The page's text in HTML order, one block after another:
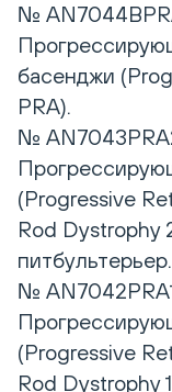
№
басенджи
PRA).
№
(Progressive
Rod Dystrophy
питбультерьер.
№
(Progressive
Rod Dystrophy